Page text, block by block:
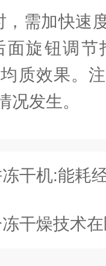
需加快速度
面旋钮调
质效果。
况发生。
干机:能耗
干燥技术